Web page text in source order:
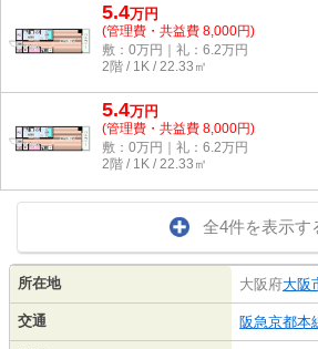
5.4万円
(管理費・共益費 8,000円)
敷：0万円｜礼：6.2万円
2階 / 1K / 22.33㎡
5.4万円
(管理費・共益費 8,000円)
敷：0万円｜礼：6.2万円
2階 / 1K / 22.33㎡
全4件を表示す
所在地 大阪府大阪
交通 阪急京都本